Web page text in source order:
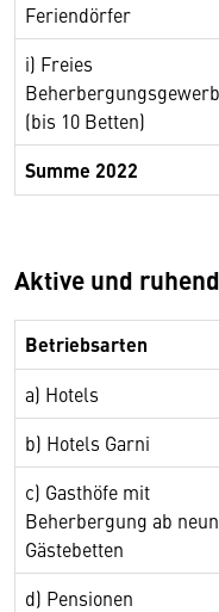
Feriendörfer
i) Freies
(bis 10 Betten)
Summe 2022
Aktive und
Betriebsarten
a) Hotels
b) Hotels Garni
c) Gasthöfe mit
Beherbergung ab neun
Gästebetten
d) Pensionen